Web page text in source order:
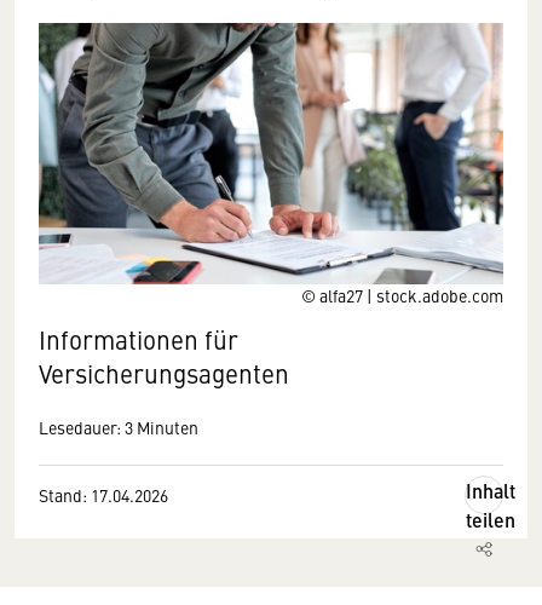
© alfa27 | stock.adobe.com
Informationen für
Versicherungsagenten
Lesedauer: 3 Minuten
Stand: 17.04.2026
Inhalt
teilen